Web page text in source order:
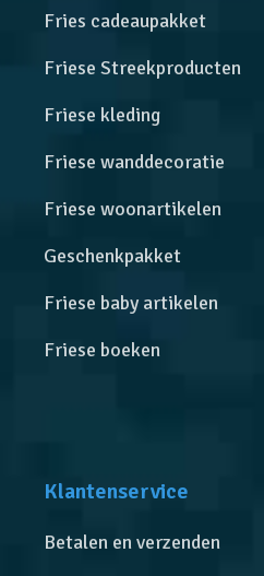
Fries cadeaupakket
Friese Streekproducten
Friese kleding
Friese wanddecoratie
Friese woonartikelen
Geschenkpakket
Friese baby artikelen
Friese boeken
Klantenservice
Betalen en verzenden